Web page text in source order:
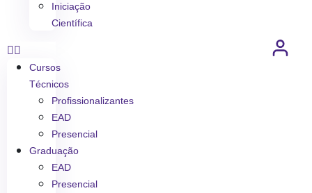
Iniciação
Científica
Cursos
Técnicos
Profissionalizantes
EAD
Presencial
Graduação
EAD
Presencial